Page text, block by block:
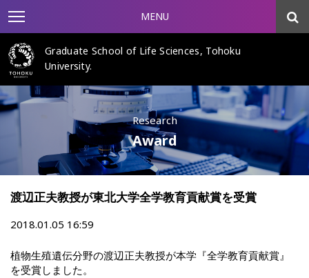
MENU
Graduate School of Life Sciences, Tohoku
University.
Research
Award
渡辺正夫教授が東北大学全学教育貢献賞を受賞
2018.01.05 16:59
植物生殖遺伝分野の渡辺正夫教授が本学『全学教育貢献賞』
を受賞しました。